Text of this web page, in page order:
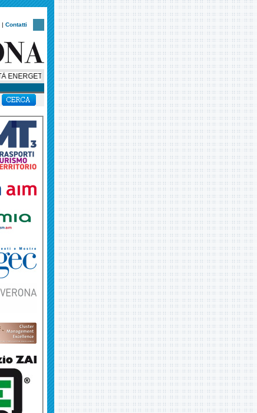
| Contatti
75 MILA EURO PER TRE PROGETTI NEL VERONESE.